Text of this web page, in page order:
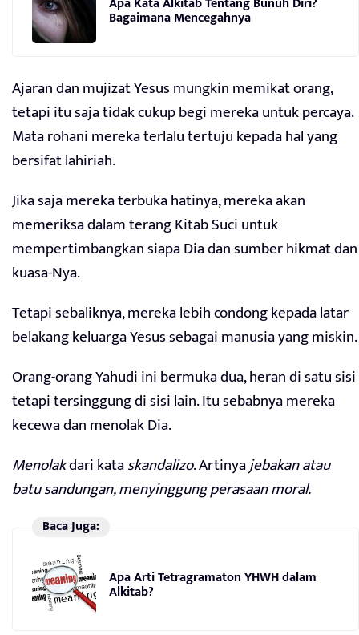
Bagaimana Mencegahnya
Ajaran dan mujizat Yesus mungkin memikat orang,
tetapi itu saja tidak cukup begi mereka untuk percaya.
Mata rohani mereka terlalu tertuju kepada hal yang
bersifat lahiriah.
Jika saja mereka terbuka hatinya, mereka akan
memeriksa dalam terang Kitab Suci untuk
mempertimbangkan siapa Dia dan sumber hikmat dan
kuasa-Nya.
Tetapi sebaliknya, mereka lebih condong kepada latar
belakang keluarga Yesus sebagai manusia yang miskin.
Orang-orang Yahudi ini bermuka dua, heran di satu sisi
tetapi tersinggung di sisi lain. Itu sebabnya mereka
kecewa dan menolak Dia.
Menolakdari kataskandalizo. Artinyajebakan atau
batu sandungan, menyinggung perasaan moral.
Baca Juga:
Apa Arti Tetragramaton YHWH dalam
Alkitab?